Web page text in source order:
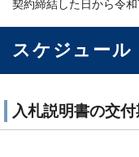
契約締結した日から令
スケジュール
入札説明書の交付